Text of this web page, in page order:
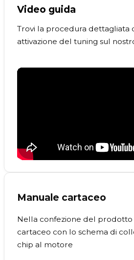
Video guida
Trovi la procedura dettagliata
attivazione del tuning sul
Manuale cartaceo
Nella confezione del prodotto
cartaceo con lo schema di
chip al motore